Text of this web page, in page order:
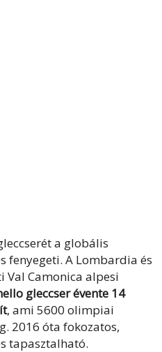
a globális
fenyegeti. A Lombardia és
Val Camonica alpesi
gleccser évente 14
, ami 5600 olimpiai
2016 óta fokozatos,
tapasztalható.